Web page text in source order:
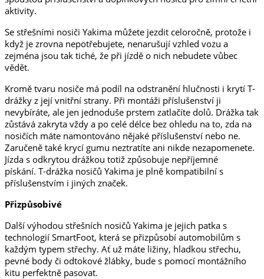
aktivity.
Se střešními nosiči Yakima můžete jezdit celoročně, protože i
když je zrovna nepotřebujete, nenarušují vzhled vozu a
zejména jsou tak tiché, že při jízdě o nich nebudete vůbec
vědět.
Kromě tvaru nosiče má podíl na odstranění hlučnosti i krytí T-
drážky z její vnitřní strany. Při montáži příslušenství ji
nevybíráte, ale jen jednoduše prstem zatlačíte dolů. Drážka tak
zůstává zakryta vždy a po celé délce bez ohledu na to, zda na
nosičích máte namontováno nějaké příslušenství nebo ne.
Zaručeně také krycí gumu neztratíte ani nikde nezapomenete.
Jízda s odkrytou drážkou totiž způsobuje nepříjemné
pískání. T-drážka nosičů Yakima je plně kompatibilní s
příslušenstvím i jiných značek.
Přizpůsobivé
Další výhodou střešních nosičů Yakima je jejich patka s
technologií SmartFoot, která se přizpůsobí automobilům s
každým typem střechy. Ať už máte ližiny, hladkou střechu,
pevné body či odtokové žlábky, bude s pomocí montážního
kitu perfektně pasovat.